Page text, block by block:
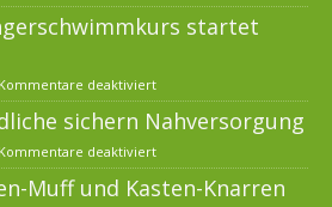
startet
Kommentare deaktiviert
sichern Nahversorgung
Kommentare deaktiviert
Muff und Kasten-Knarren